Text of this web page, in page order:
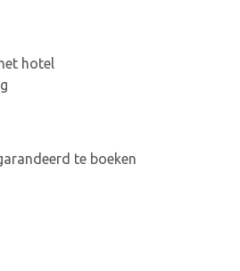
hotel
te boeken